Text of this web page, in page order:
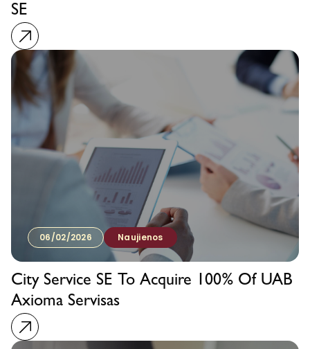
SE
06/02/2026 Naujienos
City Service SE To Acquire 100% Of UAB
Axioma Servisas